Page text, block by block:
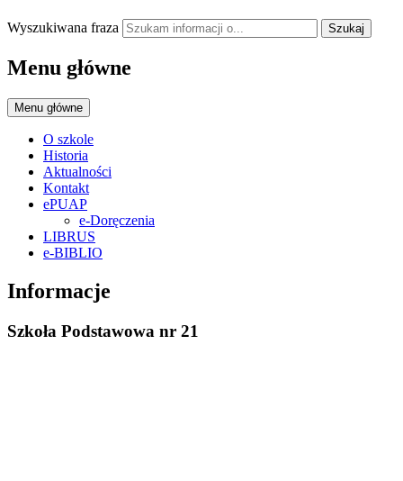
Wyszukiwana fraza Szukaj
Menu główne
Menu główne
O szkole
Historia
Aktualności
Kontakt
ePUAP
e-Doręczenia
LIBRUS
e-BIBLIO
Informacje
Szkoła Podstawowa nr 21